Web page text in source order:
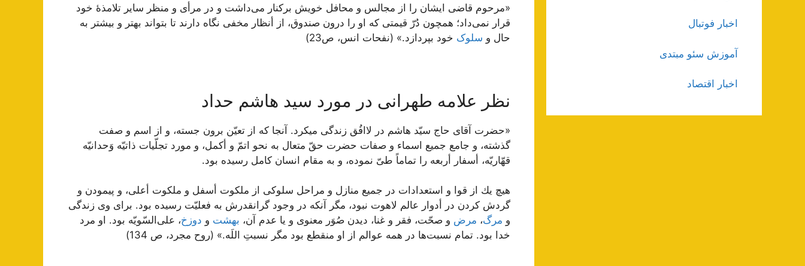
«مرحوم قاضی ایشان را از مجالس و محافل خویش برکنار می‌داشت و در مرأی و منظر سایر تلامذۀ خود
قرار نمی‌داد؛ همچون دُرّ قیمتی که او را درون صندوق، از أنظار مخفی نگاه دارند تا بتواند بهتر و بیشتر به
حال و سلوک خود بپردازد.» (نفحات انس، ص23)
نظر علامه طهرانی در مورد سید هاشم حداد
«حضرت آقاى حاج سيّد هاشم در لاافُق زندگى ميكرد. آنجا كه از تعيّن برون جسته، و از اسم و صفت
گذشته، و جامع جميع اسماء و صفات حضرت حقّ متعال به نحو اتمّ و أكمل، و مورد تجلّيات ذاتيّه وَحدانيّه
قهّاريّه، أسفار أربعه را تماماً طىّ نموده، و به مقام انسان كامل رسيده بود.
هيچ يك از قوا و استعدادات در جميع منازل و مراحل سلوكى از ملكوت أسفل و ملكوت أعلى، و پيمودن و
گردش كردن در أدوار عالم لاهوت نبود، مگر آنكه در وجود گرانقدرش به فعليّت رسيده بود. براى وى زندگى
و مرگ، مرض و صحّت، فقر و غنا، ديدن صُوَر معنوى و يا عدم آن، بهشت و دوزخ، على‌السّويّه بود. او مرد
خدا بود. تمام نسبت‌ها در همه عوالم از او منقطع بود مگر نسبتِ اللَه.» (روح مجرد، ص 134)
اخبار فوتبال
آموزش سئو مبتدی
اخبار اقتصاد